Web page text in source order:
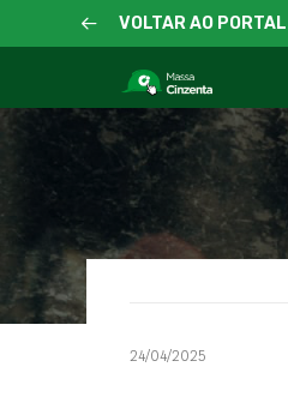
VOLTAR AO
24/04/2025